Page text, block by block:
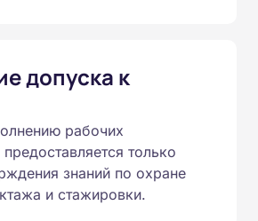
допуска к
рабочих
только
знаний по охране
и стажировки.